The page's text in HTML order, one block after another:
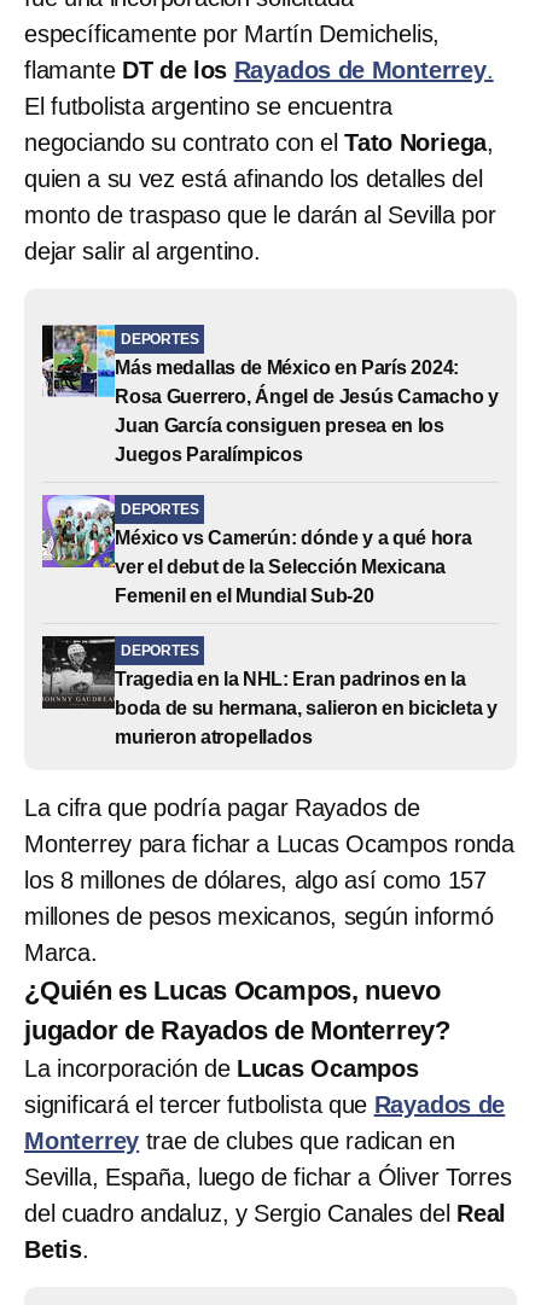
específicamente por Martín Demichelis,
flamante DT de los Rayados de Monterrey.
El futbolista argentino se encuentra
negociando su contrato con elTato Noriega,
quien a su vez está afinando los detalles del
monto de traspaso que le darán al Sevilla por
dejar salir al argentino.
DEPORTES
Más medallas de México en París 2024:
Rosa Guerrero, Ángel de Jesús Camacho y
Juan García consiguen presea en los
Juegos Paralímpicos
DEPORTES
México vs Camerún: dónde y a qué hora
ver el debut de la Selección Mexicana
Femenil en el Mundial Sub-20
DEPORTES
Tragedia en la NHL: Eran padrinos en la
boda de su hermana, salieron en bicicleta y
murieron atropellados
La cifra que podría pagar Rayados de
Monterrey para fichar a Lucas Ocampos ronda
los 8 millones de dólares, algo así como 157
millones de pesos mexicanos, según informó
Marca.
¿Quién es Lucas Ocampos, nuevo
jugador de Rayados de Monterrey?
La incorporación de Lucas Ocampos
significará el tercer futbolista que Rayados de
Monterrey trae de clubes que radican en
Sevilla, España, luego de fichar a Óliver Torres
del cuadro andaluz, y Sergio Canales del Real
Betis.